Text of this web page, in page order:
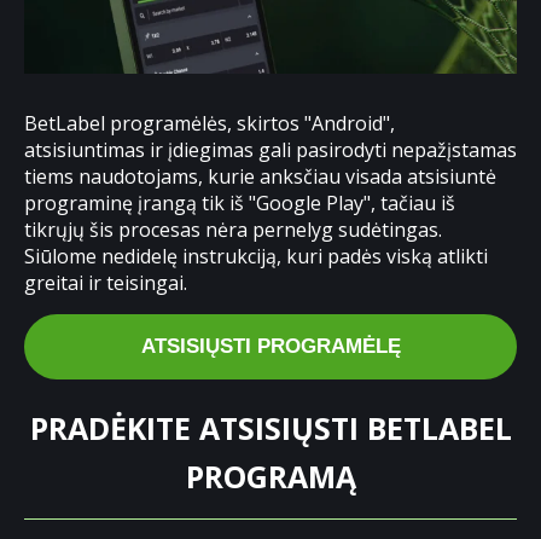
BetLabel programėlės, skirtos "Android",
atsisiuntimas ir įdiegimas gali pasirodyti nepažįstamas
tiems naudotojams, kurie anksčiau visada atsisiuntė
programinę įrangą tik iš "Google Play", tačiau iš
tikrųjų šis procesas nėra pernelyg sudėtingas.
Siūlome nedidelę instrukciją, kuri padės viską atlikti
greitai ir teisingai.
ATSISIŲSTI PROGRAMĖLĘ
PRADĖKITE ATSISIŲSTI BETLABEL
PROGRAMĄ